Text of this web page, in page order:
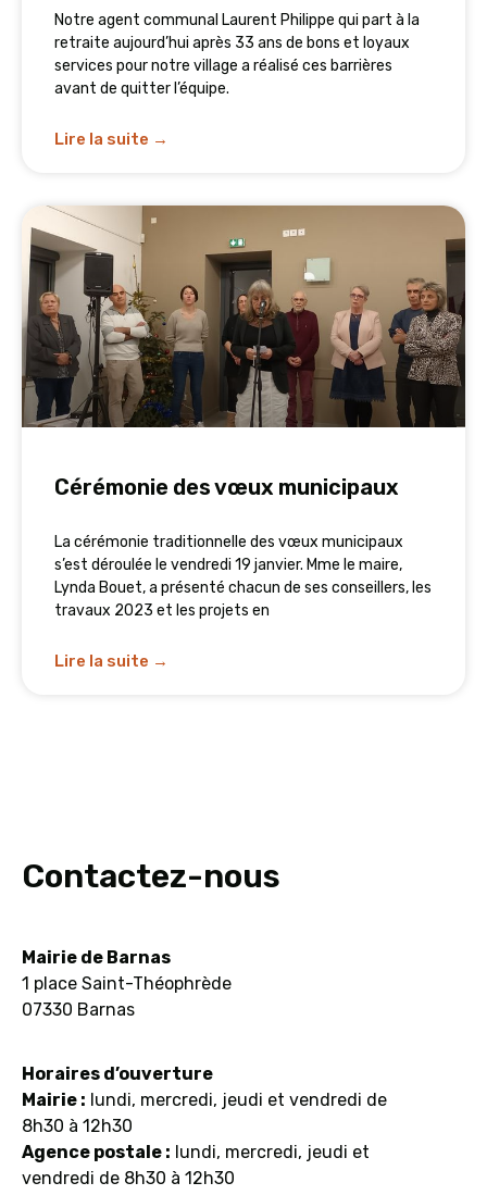
Notre agent communal Laurent Philippe qui part à la
retraite aujourd’hui après 33 ans de bons et loyaux
services pour notre village a réalisé ces barrières
avant de quitter l’équipe.
Lire la suite →
Cérémonie des vœux municipaux
La cérémonie traditionnelle des vœux municipaux
s’est déroulée le vendredi 19 janvier. Mme le maire,
Lynda Bouet, a présenté chacun de ses conseillers, les
travaux 2023 et les projets en
Lire la suite →
Contactez-nous
Mairie de Barnas
1 place Saint-Théophrède
07330 Barnas
Horaires d’ouverture
Mairie : lundi, mercredi, jeudi et vendredi de
8h30 à 12h30
Agence postale : lundi, mercredi, jeudi et
vendredi de 8h30 à 12h30